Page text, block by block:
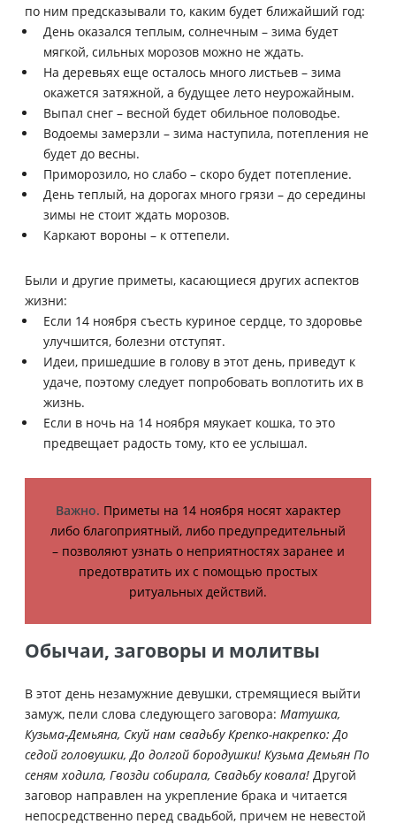
по ним предсказывали то, каким будет ближайший год:
День оказался теплым, солнечным – зима будет
мягкой, сильных морозов можно не ждать.
На деревьях еще осталось много листьев – зима
окажется затяжной, а будущее лето неурожайным.
Выпал снег – весной будет обильное половодье.
Водоемы замерзли – зима наступила, потепления не
будет до весны.
Приморозило, но слабо – скоро будет потепление.
День теплый, на дорогах много грязи – до середины
зимы не стоит ждать морозов.
Каркают вороны – к оттепели.
Были и другие приметы, касающиеся других аспектов
жизни:
Если 14 ноября съесть куриное сердце, то здоровье
улучшится, болезни отступят.
Идеи, пришедшие в голову в этот день, приведут к
удаче, поэтому следует попробовать воплотить их в
жизнь.
Если в ночь на 14 ноября мяукает кошка, то это
предвещает радость тому, кто ее услышал.
Важно. Приметы на 14 ноября носят характер
либо благоприятный, либо предупредительный
– позволяют узнать о неприятностях заранее и
предотвратить их с помощью простых
ритуальных действий.
Обычаи, заговоры и молитвы
В этот день незамужние девушки, стремящиеся выйти
замуж, пели слова следующего заговора: Матушка,
Кузьма-Демьяна, Скуй нам свадьбу Крепко-накрепко: До
седой головушки, До долгой бородушки! Кузьма Демьян По
сеням ходила, Гвозди собирала, Свадьбу ковала! Другой
заговор направлен на укрепление брака и читается
непосредственно перед свадьбой, причем не невестой